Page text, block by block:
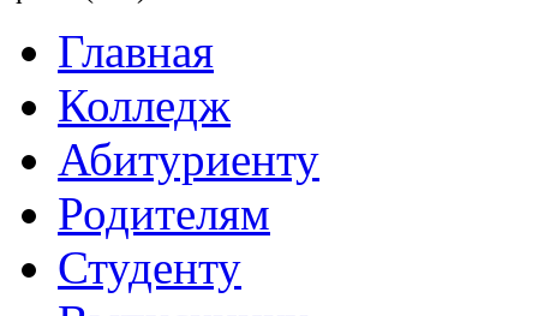
Главная
Колледж
Абитуриенту
Родителям
Студенту